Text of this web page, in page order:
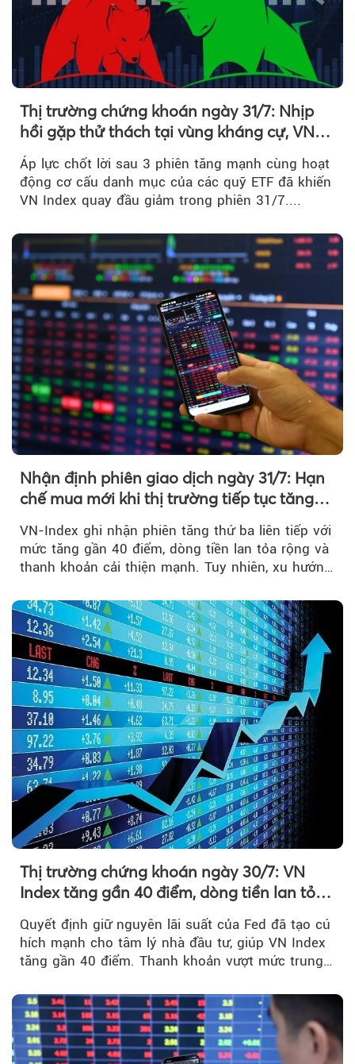
Thị trường chứng khoán ngày 31/7: Nhịp
hồi gặp thử thách tại vùng kháng cự, VN
Index giảm gần 9 điểm trong phiên cuối...
Áp lực chốt lời sau 3 phiên tăng mạnh cùng hoạt
động cơ cấu danh mục của các quỹ ETF đã khiến
VN Index quay đầu giảm trong phiên 31/7....
Nhận định phiên giao dịch ngày 31/7: Hạn
chế mua mới khi thị trường tiếp tục tăng
VN-Index ghi nhận phiên tăng thứ ba liên tiếp với
mức tăng gần 40 điểm, dòng tiền lan tỏa rộng và
thanh khoản cải thiện mạnh. Tuy nhiên, xu hướng
Thị trường chứng khoán ngày 30/7: VN
Index tăng gần 40 điểm, dòng tiền lan tỏa
Quyết định giữ nguyên lãi suất của Fed đã tạo cú
hích mạnh cho tâm lý nhà đầu tư, giúp VN Index
tăng gần 40 điểm. Thanh khoản vượt mức trung